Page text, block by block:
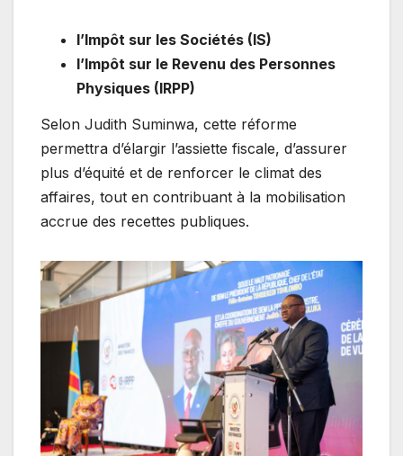
l’Impôt sur les Sociétés (IS)
l’Impôt sur le Revenu des Personnes
Physiques (IRPP)
Selon Judith Suminwa, cette réforme
permettra d’élargir l’assiette fiscale, d’assurer
plus d’équité et de renforcer le climat des
affaires, tout en contribuant à la mobilisation
accrue des recettes publiques.